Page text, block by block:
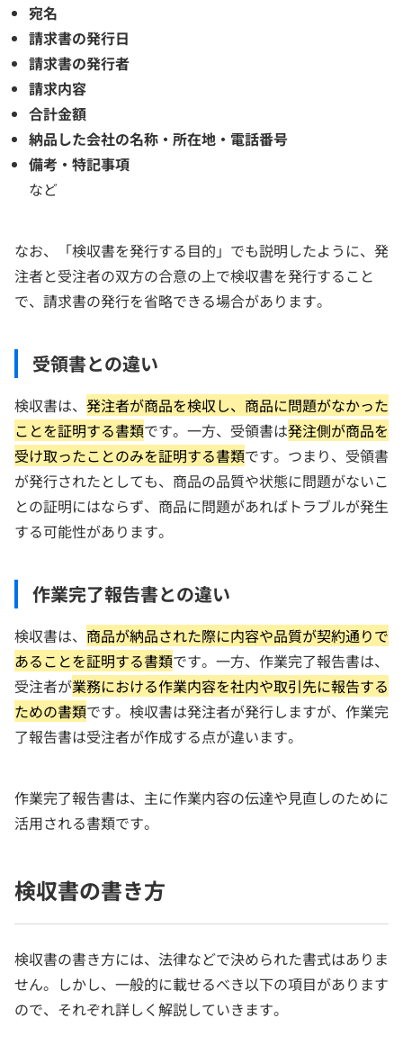
宛名
請求書の発行日
請求書の発行者
請求内容
合計金額
納品した会社の名称・所在地・電話番号
備考・特記事項
など
なお、「検収書を発行する目的」でも説明したように、発
注者と受注者の双方の合意の上で検収書を発行すること
で、請求書の発行を省略できる場合があります。
受領書との違い
検収書は、 発注者が商品を検収し、商品に問題がなかった
ことを証明する書類です。一方、受領書は発注側が商品を
受け取ったことのみを証明する書類です。つまり、受領書
が発行されたとしても、商品の品質や状態に問題がないこ
との証明にはならず、商品に問題があればトラブルが発生
する可能性があります。
作業完了報告書との違い
検収書は、 商品が納品された際に内容や品質が契約通りで
あることを証明する書類です。一方、作業完了報告書は、
受注者が業務における作業内容を社内や取引先に報告する
ための書類です。検収書は発注者が発行しますが、作業完
了報告書は受注者が作成する点が違います。
作業完了報告書は、主に作業内容の伝達や見直しのために
活用される書類です。
検収書の書き方
検収書の書き方には、法律などで決められた書式はありま
せん。しかし、一般的に載せるべき以下の項目があります
ので、それぞれ詳しく解説していきます。